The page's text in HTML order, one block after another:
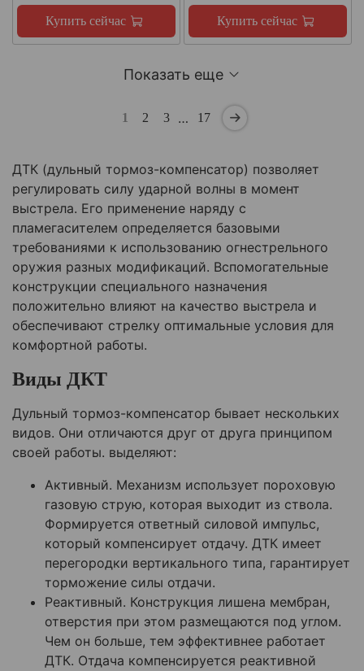
Купить сейчас Купить сейчас
Показать еще
1 2 3 … 17
ДТК (дульный тормоз-компенсатор) позволяет
регулировать силу ударной волны в момент
выстрела. Его применение наряду с
пламегасителем определяется базовыми
требованиями к использованию огнестрельного
оружия разных модификаций. Вспомогательные
конструкции специального назначения
положительно влияют на качество выстрела и
обеспечивают стрелку оптимальные условия для
комфортной работы.
Виды ДКТ
Дульный тормоз-компенсатор бывает нескольких
видов. Они отличаются друг от друга принципом
своей работы. выделяют:
Активный. Механизм использует пороховую
газовую струю, которая выходит из ствола.
Формируется ответный силовой импульс,
который компенсирует отдачу. ДТК имеет
перегородки вертикального типа, гарантирует
торможение силы отдачи.
Реактивный. Конструкция лишена мембран,
отверстия при этом размещаются под углом.
Чем он больше, тем эффективнее работает
ДТК. Отдача компенсируется реактивной